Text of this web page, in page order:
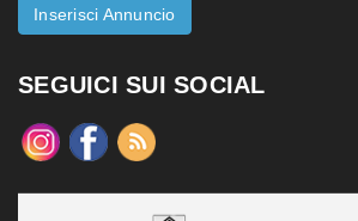
Inserisci Annuncio
SEGUICI SUI SOCIAL